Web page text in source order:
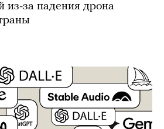
из-за падения дрона